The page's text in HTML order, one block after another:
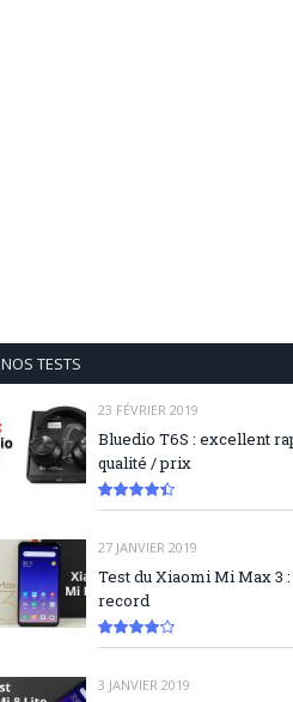
NOS TESTS
23 FÉVRIER 2019
Bluedio T6S : excellent
qualité / prix
27 JANVIER 2019
Test du Xiaomi Mi Max 3
record
3 JANVIER 2019